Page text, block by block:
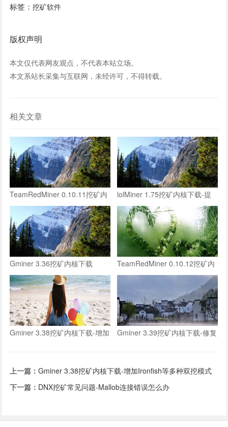
标签：挖矿软件
版权声明
本文仅代表网友观点，不代表本站立场。
本文系站长采集与互联网，未经许可，不得转载。
相关文章
TeamRedMiner 0.10.11挖矿内
核下载-略微提高ironfish算力
lolMiner 1.75挖矿内核下载-提
升ironfish挖矿算力
Gminer 3.36挖矿内核下载
TeamRedMiner 0.10.12挖矿内
核下载-大幅提高ironfish算力
Gminer 3.38挖矿内核下载-增加
Gminer 3.39挖矿内核下载-修复
上一篇：Gminer 3.38挖矿内核下载-增加Ironfish等多种双挖模式
下一篇： DNX挖矿常见问题-Mallob连接错误怎么办